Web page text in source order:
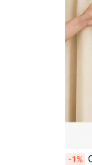
-1%